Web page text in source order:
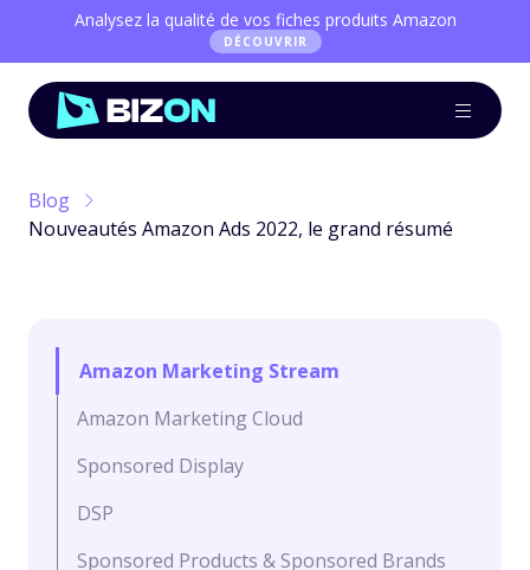
Analysez la qualité de vos fiches produits Amazon
DÉCOUVRIR
Blog
Nouveautés Amazon Ads 2022, le grand résumé
Amazon Marketing Stream
Amazon Marketing Cloud
Sponsored Display
DSP
Sponsored Products & Sponsored Brands